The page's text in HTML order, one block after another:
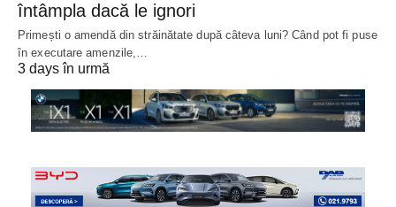
întâmpla dacă le ignori
Primești o amendă din străinătate după câteva luni? Când pot fi puse
în executare amenzile,…
3 days în urmă